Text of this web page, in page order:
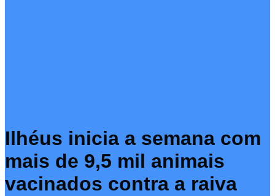
Ilhéus inicia a semana com
mais de 9,5 mil animais
vacinados contra a raiva